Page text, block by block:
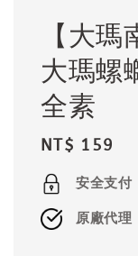
【大
大瑪螺
全素
Regular
price
NT$ 159
安全支付
原廠代理